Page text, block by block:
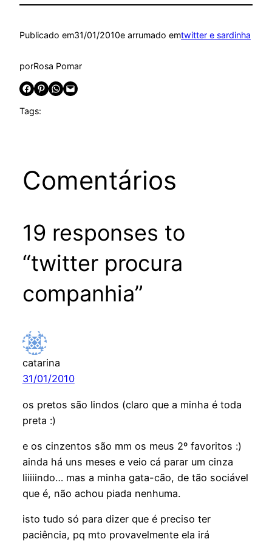
Publicado em31/01/2010e arrumado emtwitter e sardinha
porRosa Pomar
Share on Facebook Share on Pinterest Share on WhatsApp Email this Page
Tags:
Comentários
19 responses to
“twitter procura
companhia”
catarina
31/01/2010
os pretos são lindos (claro que a minha é toda
preta :)
e os cinzentos são mm os meus 2º favoritos :)
ainda há uns meses e veio cá parar um cinza
liiiiindo… mas a minha gata-cão, de tão sociável
que é, não achou piada nenhuma.
isto tudo só para dizer que é preciso ter
paciência, pq mto provavelmente ela irá